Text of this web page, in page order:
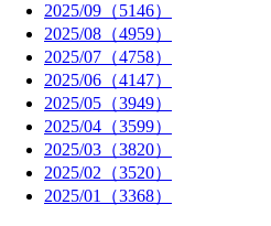
2025/09 （5146）
2025/08 （4959）
2025/07 （4758）
2025/06 （4147）
2025/05 （3949）
2025/04 （3599）
2025/03 （3820）
2025/02 （3520）
2025/01 （3368）